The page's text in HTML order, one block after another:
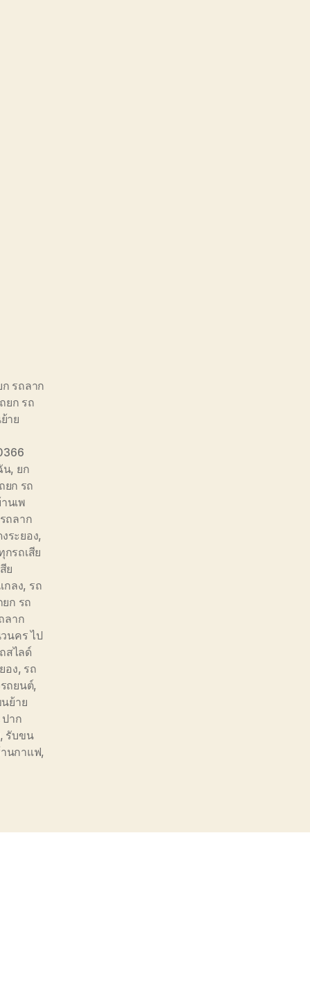
รถลาก
ยก รถ
าย
น, ยก
ยก รถ
นเพ
ถลาก
ระยอง,
กรถเสีย
ย
กลง, รถ
ยก รถ
ลาก
นคร ไป
สไลด์
อง, รถ
ถยนต์,
ย้าย
าก
, รับขน
นกาแฟ,